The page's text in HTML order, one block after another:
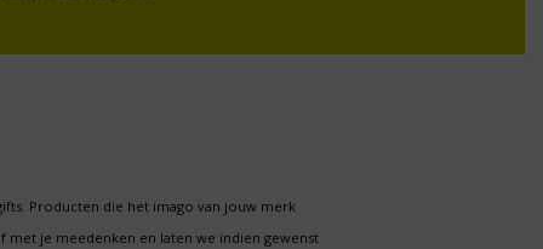
Producten die het imago van jouw merk
je meedenken en laten we indien gewenst